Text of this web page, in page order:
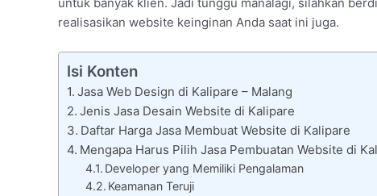
realisasikan website keinginan Anda saat ini juga.
Isi Konten
Jasa Web Design di Kalipare – Malang
Jenis Jasa Desain Website di Kalipare
Daftar Harga Jasa Membuat Website di Kalipare
Mengapa Harus Pilih Jasa Pembuatan Website di
Developer yang Memiliki Pengalaman
Keamanan Teruji